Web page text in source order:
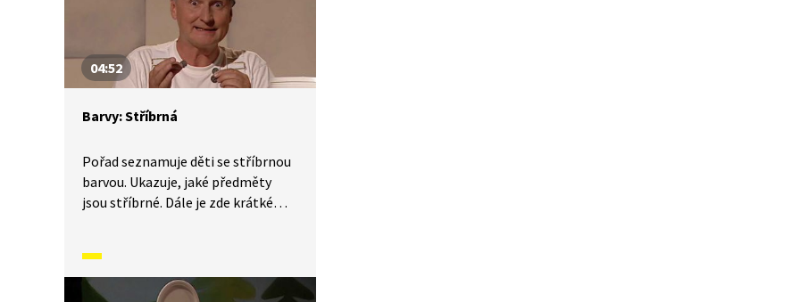
04:52
Barvy: Stříbrná
Pořad seznamuje děti se stříbrnou
barvou. Ukazuje, jaké předměty
jsou stříbrné. Dále je zde krátké